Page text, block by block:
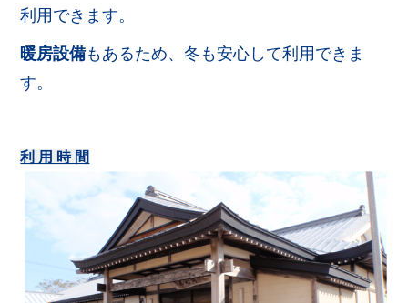
利用できます。
暖房設備もあるため、冬も安心して利用できま
す。
利 用 時 間